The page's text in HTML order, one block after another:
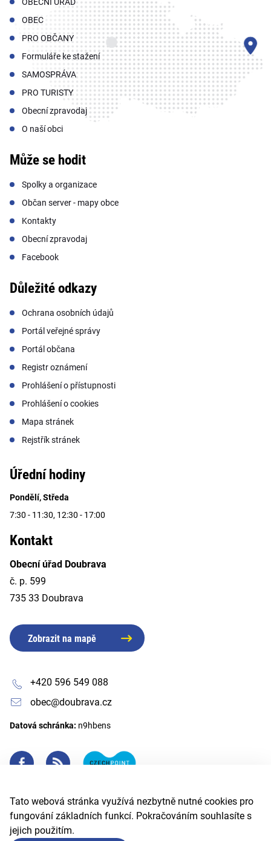
Tato webová stránka využívá nezbytně nutné cookies pro
fungování základních funkcí. Pokračováním souhlasíte s
jejich použitím.
OBECNÍ ÚŘAD
OBEC
PRO OBČANY
Formuláře ke stažení
SAMOSPRÁVA
PRO TURISTY
Obecní zpravodaj
O naší obci
Může se hodit
Spolky a organizace
Občan server - mapy obce
Kontakty
Obecní zpravodaj
Facebook
Důležité odkazy
Ochrana osobních údajů
Portál veřejné správy
Portál občana
Registr oznámení
Prohlášení o přístupnosti
Prohlášení o cookies
Mapa stránek
Rejstřík stránek
Úřední hodiny
Pondělí, Středa
7:30 - 11:30, 12:30 - 17:00
Kontakt
Obecní úřad Doubrava
č. p. 599
735 33 Doubrava
Zobrazit na mapě
+420 596 549 088
obec@doubrava.cz
Datová schránka: n9hbens